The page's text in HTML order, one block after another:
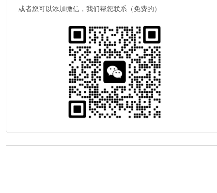
或者您可以添加微信，我们帮您联系（免费的）